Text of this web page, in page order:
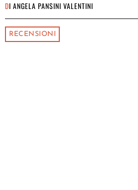
DI ANGELA PANSINI VALENTINI
RECENSIONI